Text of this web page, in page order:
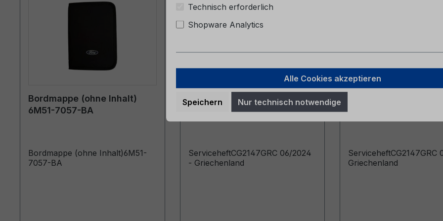
Bordmappe (ohne Inhalt)
6M51-7057-BA
Bordmappe (ohne Inhalt)6M51-
7057-BA
Serviceheft CG2147GRC
06/2024 - Griechenland
ServiceheftCG2147GRC 06/2024
- Griechenland
ServiceheftCG2147GRC
Griechenland
Technisch erforderlich
Shopware Analytics
Alle Cookies akzeptieren
Speichern Nur technisch notwendige